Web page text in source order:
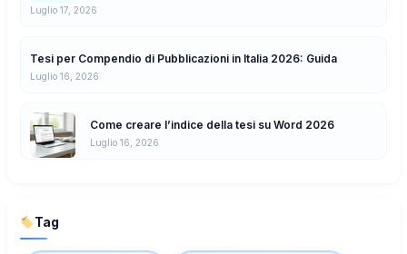
Luglio 17, 2026
Tesi per Compendio di Pubblicazioni in Italia 2026: Guida
Luglio 16, 2026
Come creare l’indice della tesi su Word 2026
Luglio 16, 2026
Tag